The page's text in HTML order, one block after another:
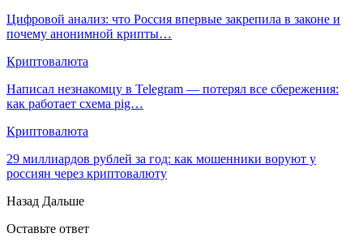
Цифровой анализ: что Россия впервые закрепила в законе и
почему анонимной крипты…
Криптовалюта
Написал незнакомцу в Telegram — потерял все сбережения:
как работает схема pig…
Криптовалюта
29 миллиардов рублей за год: как мошенники воруют у
россиян через криптовалюту
Назад Дальше
Оставьте ответ